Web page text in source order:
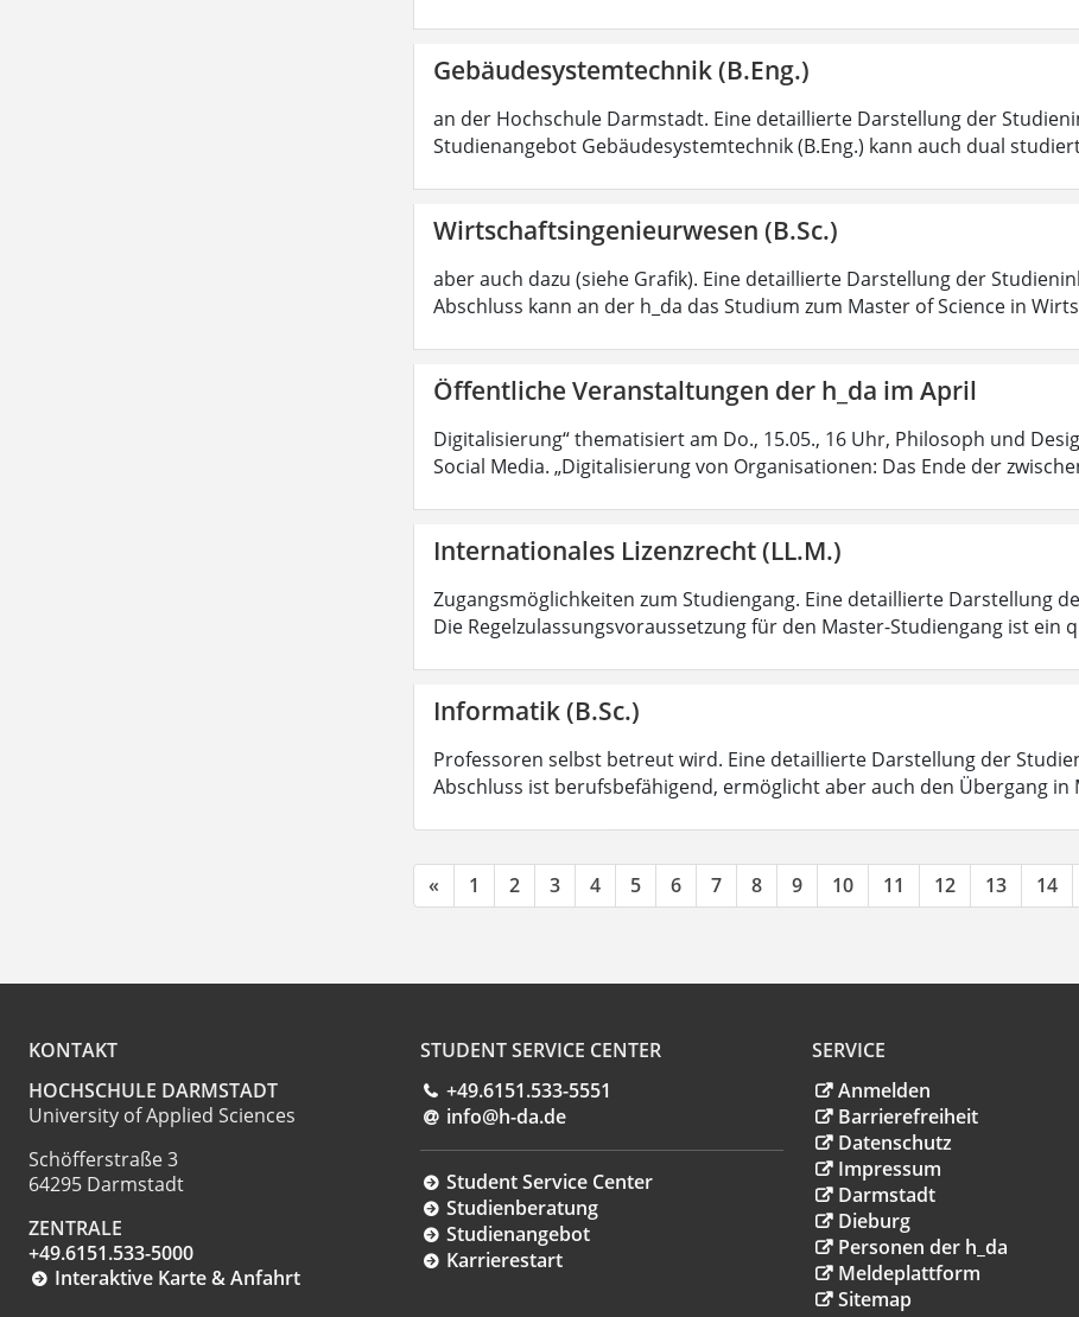
Gebäudesystemtechnik (B.Eng.)
an der Hochschule Darmstadt. Eine detaillierte Darstellung der
Studienangebot Gebäudesystemtechnik (B.Eng.) kann auch dual
Wirtschaftsingenieurwesen (B.Sc.)
aber auch dazu (siehe Grafik). Eine detaillierte Darstellung der
Abschluss kann an der h_da das Studium zum Master of Science in
Öffentliche Veranstaltungen der h_da im April
Digitalisierung“ thematisiert am Do., 15.05., 16 Uhr, Philosoph und
Social Media. „Digitalisierung von Organisationen: Das Ende der
Internationales Lizenzrecht (LL.M.)
Zugangsmöglichkeiten zum Studiengang. Eine detaillierte Darstellung
Die Regelzulassungsvoraussetzung für den Master-Studiengang ist ein
Informatik (B.Sc.)
Professoren selbst betreut wird. Eine detaillierte Darstellung der
Abschluss ist berufsbefähigend, ermöglicht aber auch den Übergang in
« 1 2 3 4 5 6 7 8 9 10 11 12 13 14
KONTAKT
HOCHSCHULE DARMSTADT
University of Applied Sciences
Schöfferstraße 3
64295 Darmstadt
ZENTRALE
+49.6151.533-5000
Interaktive Karte & Anfahrt
STUDENT SERVICE CENTER
+49.6151.533-5551
info@h-da.de
Student Service Center
Studienberatung
Studienangebot
Karrierestart
SERVICE
Anmelden
Barrierefreiheit
Datenschutz
Impressum
Darmstadt
Dieburg
Personen der h_da
Meldeplattform
Sitemap